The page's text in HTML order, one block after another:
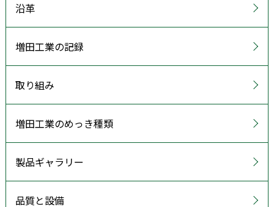
沿革
増田工業の記録
取り組み
増田工業のめっき種類
製品ギャラリー
品質と設備